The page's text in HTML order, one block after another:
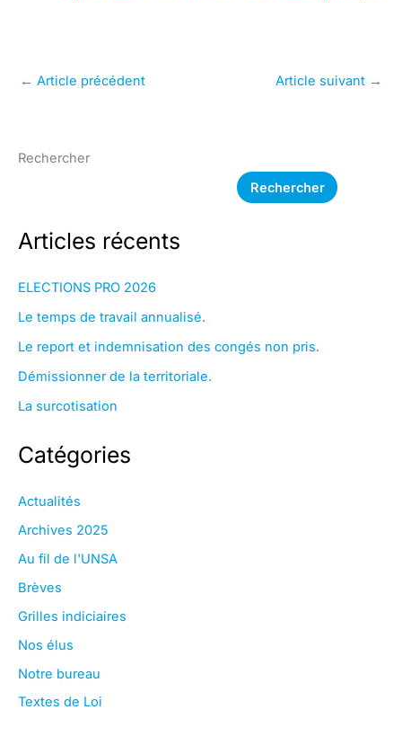
← Article précédent Article suivant →
Rechercher
Rechercher
Articles récents
ELECTIONS PRO 2026
Le temps de travail annualisé.
Le report et indemnisation des congés non pris.
Démissionner de la territoriale.
La surcotisation
Catégories
Actualités
Archives 2025
Au fil de l'UNSA
Brèves
Grilles indiciaires
Nos élus
Notre bureau
Textes de Loi